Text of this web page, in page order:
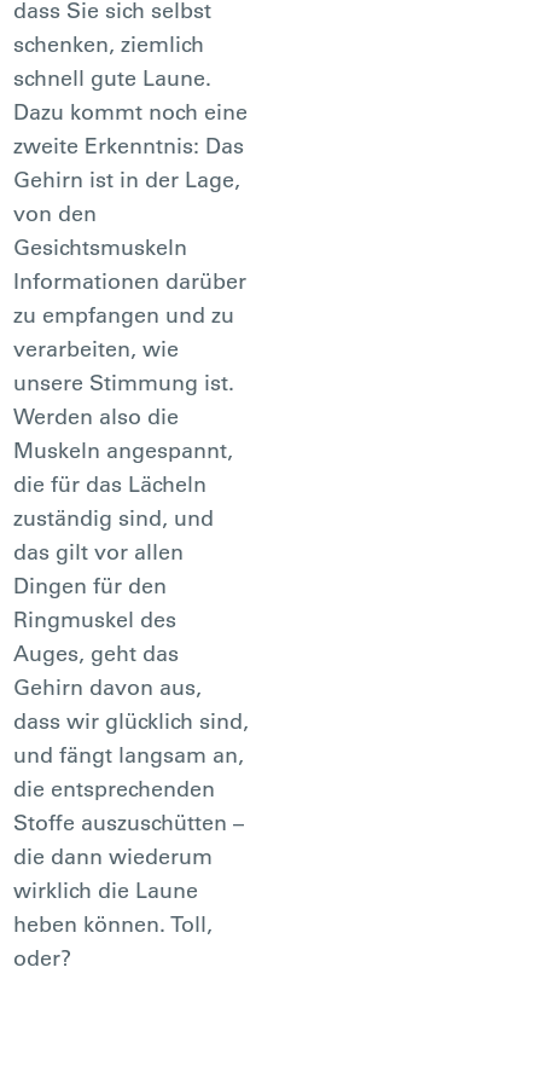
dass Sie sich selbst
schenken, ziemlich
schnell gute Laune.
Dazu kommt noch eine
zweite Erkenntnis: Das
Gehirn ist in der Lage,
von den
Gesichtsmuskeln
Informationen darüber
zu empfangen und zu
verarbeiten, wie
unsere Stimmung ist.
Werden also die
Muskeln angespannt,
die für das Lächeln
zuständig sind, und
das gilt vor allen
Dingen für den
Ringmuskel des
Auges, geht das
Gehirn davon aus,
dass wir glücklich sind,
und fängt langsam an,
die entsprechenden
Stoffe auszuschütten –
die dann wiederum
wirklich die Laune
heben können. Toll,
oder?